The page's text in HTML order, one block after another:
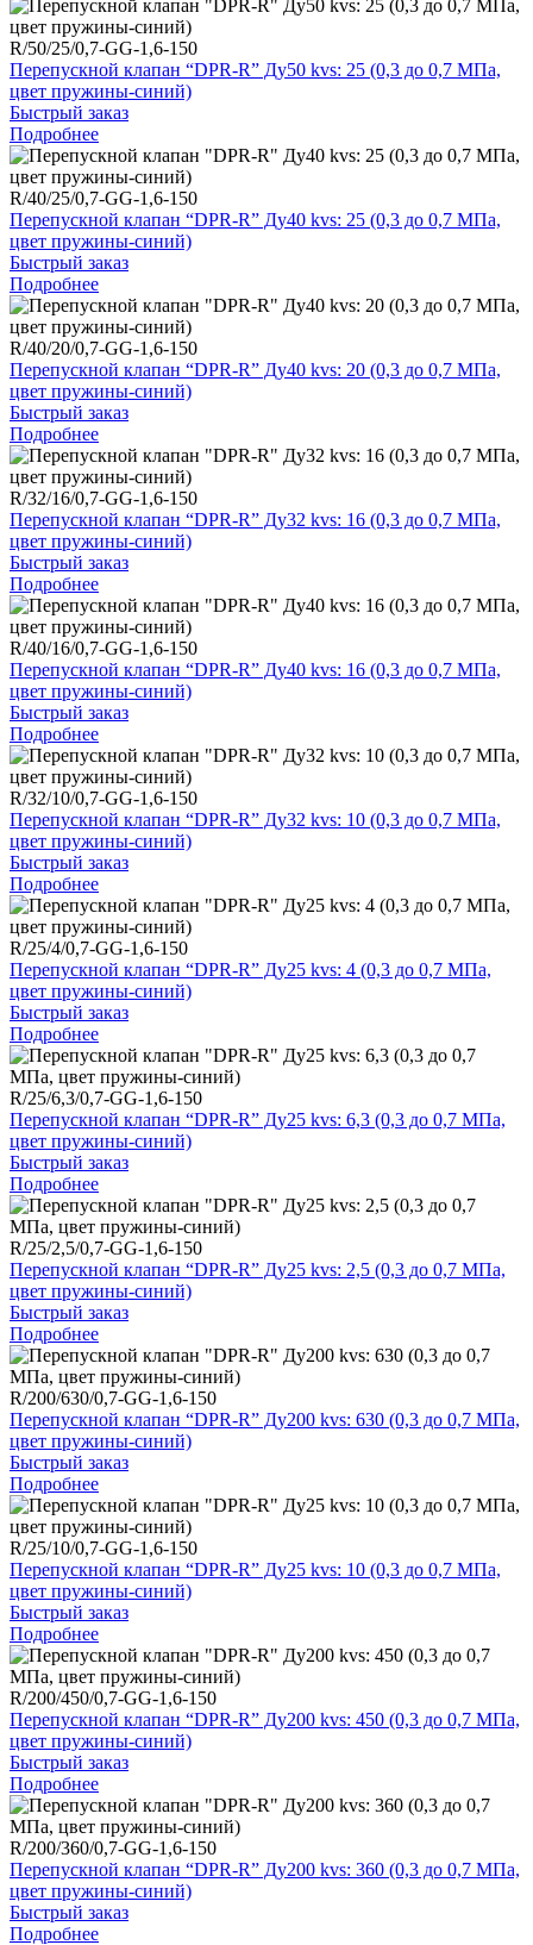
R/50/25/0,7-GG-1,6-150
Перепускной клапан “DPR-R” Ду50 kvs: 25 (0,3 до 0,7 МПа,
цвет пружины-синий)
Быстрый заказ
Подробнее
R/40/25/0,7-GG-1,6-150
Перепускной клапан “DPR-R” Ду40 kvs: 25 (0,3 до 0,7 МПа,
цвет пружины-синий)
Быстрый заказ
Подробнее
R/40/20/0,7-GG-1,6-150
Перепускной клапан “DPR-R” Ду40 kvs: 20 (0,3 до 0,7 МПа,
цвет пружины-синий)
Быстрый заказ
Подробнее
R/32/16/0,7-GG-1,6-150
Перепускной клапан “DPR-R” Ду32 kvs: 16 (0,3 до 0,7 МПа,
цвет пружины-синий)
Быстрый заказ
Подробнее
R/40/16/0,7-GG-1,6-150
Перепускной клапан “DPR-R” Ду40 kvs: 16 (0,3 до 0,7 МПа,
цвет пружины-синий)
Быстрый заказ
Подробнее
R/32/10/0,7-GG-1,6-150
Перепускной клапан “DPR-R” Ду32 kvs: 10 (0,3 до 0,7 МПа,
цвет пружины-синий)
Быстрый заказ
Подробнее
R/25/4/0,7-GG-1,6-150
Перепускной клапан “DPR-R” Ду25 kvs: 4 (0,3 до 0,7 МПа,
цвет пружины-синий)
Быстрый заказ
Подробнее
R/25/6,3/0,7-GG-1,6-150
Перепускной клапан “DPR-R” Ду25 kvs: 6,3 (0,3 до 0,7 МПа,
цвет пружины-синий)
Быстрый заказ
Подробнее
R/25/2,5/0,7-GG-1,6-150
Перепускной клапан “DPR-R” Ду25 kvs: 2,5 (0,3 до 0,7 МПа,
цвет пружины-синий)
Быстрый заказ
Подробнее
R/200/630/0,7-GG-1,6-150
Перепускной клапан “DPR-R” Ду200 kvs: 630 (0,3 до 0,7 МПа,
цвет пружины-синий)
Быстрый заказ
Подробнее
R/25/10/0,7-GG-1,6-150
Перепускной клапан “DPR-R” Ду25 kvs: 10 (0,3 до 0,7 МПа,
цвет пружины-синий)
Быстрый заказ
Подробнее
R/200/450/0,7-GG-1,6-150
Перепускной клапан “DPR-R” Ду200 kvs: 450 (0,3 до 0,7 МПа,
цвет пружины-синий)
Быстрый заказ
Подробнее
R/200/360/0,7-GG-1,6-150
Перепускной клапан “DPR-R” Ду200 kvs: 360 (0,3 до 0,7 МПа,
цвет пружины-синий)
Быстрый заказ
Подробнее